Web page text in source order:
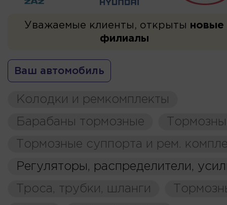
Уважаемые клиенты, открыты новые
филиалы
Ваш автомобиль
Колодки и ремкомплекты
Барабаны тормозные
Тормозные суппорта и рем.
Регуляторы, распределители,
Троса, трубки, шланги